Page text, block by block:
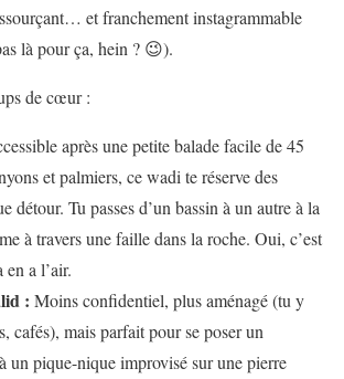
et franchement instagrammable
là pour ça, hein ? 😉).
de cœur :
après une petite balade facile de 45
et palmiers, ce wadi te réserve des
détour. Tu passes d’un bassin à un autre à la
à travers une faille dans la roche. Oui, c’est
a l’air.
: Moins confidentiel, plus aménagé (tu y
cafés), mais parfait pour se poser un
un pique-nique improvisé sur une pierre